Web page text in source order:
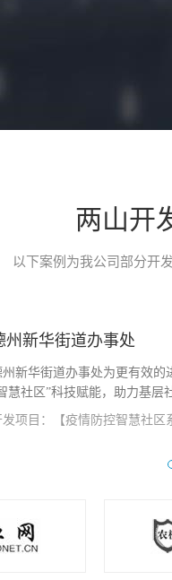
两山开
以下案例为我公司部分开
州新华街道办事处
州新华街道办事处为更有效的
慧社区”科技赋能，助力基
发项目：【疫情防控智慧社区